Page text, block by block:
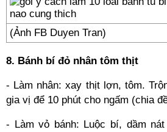
(Ảnh FB Duyen Tran)
8. Bánh bí đỏ nhân tôm thịt
- Làm nhân: xay thịt lợn, tôm.
gia vị để 10 phút cho ngấm (chia
- Làm vỏ bánh: Luộc bí, dầm